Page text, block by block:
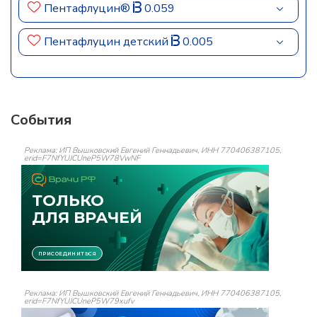
Пентафлуцин® 0.059
Пентафлуцин детский 0.005
События
Реклама: ИП Вышковский Евгений Геннадьевич, ИНН 770406387105,
erid=F7NfYUJCUneP5W78VwNF
Реклама: ИП Вышковский Евгений Геннадьевич, ИНН 770406387105,
erid=F7NfYUJCUneP5W79xufv